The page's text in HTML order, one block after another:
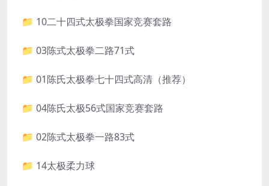
📁 10二十四式太极拳国家竞赛套路
📁 03陈式太极拳二路71式
📁 01陈氏太极拳七十四式高清（推荐）
📁 04陈氏太极56式国家竞赛套路
📁 02陈式太极拳一路83式
📁 14太极柔力球